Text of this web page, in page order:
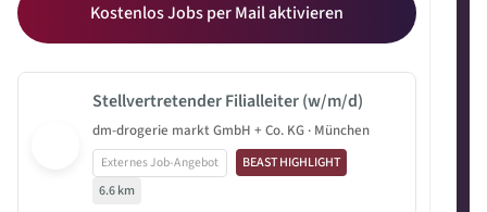
Kostenlos Jobs per Mail aktivieren
Stellvertretender Filialleiter (w/m/d)
dm-drogerie markt GmbH + Co. KG · München
Externes Job-Angebot
BEAST HIGHLIGHT
6.6 km